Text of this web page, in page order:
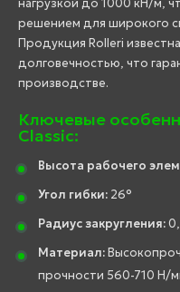
нагрузкой до 1000 кН/м,
решением для широкого
Продукция Rolleri
долговечностью, что
производстве.
Ключевые
Classic:
Высота рабочего
Угол гибки: 26°
Радиус закругления:
Материал:
прочности 560-710 Н/